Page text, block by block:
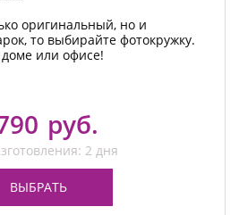
оригинальный, но и
то выбирайте фотокружку.
или офисе!
руб.
2 дня
ВЫБРАТЬ